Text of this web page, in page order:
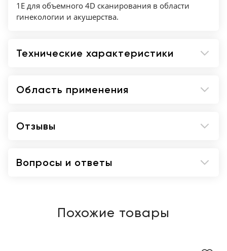
1E для объемного 4D сканирования в области
гинекологии и акушерства.
Технические характеристики
Область применения
Отзывы
Вопросы и ответы
Похожие товары